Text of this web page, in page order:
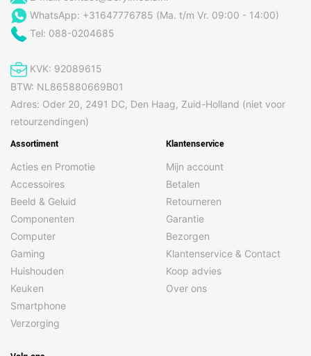
WhatsApp: +31647776785 (Ma. t/m Vr. 09:00 - 14:00)
Tel: 088-0204685
KVK: 92089615
BTW: NL865880669B01
Adres: Oder 20, 2491 DC, Den Haag, Zuid-Holland (niet voor
retourzendingen)
Assortiment
Acties en Promotie
Accessoires
Beeld & Geluid
Componenten
Computer
Gaming
Huishouden
Keuken
Smartphone
Verzorging
Klantenservice
Mijn account
Betalen
Retourneren
Garantie
Bezorgen
Klantenservice & Contact
Koop advies
Over ons